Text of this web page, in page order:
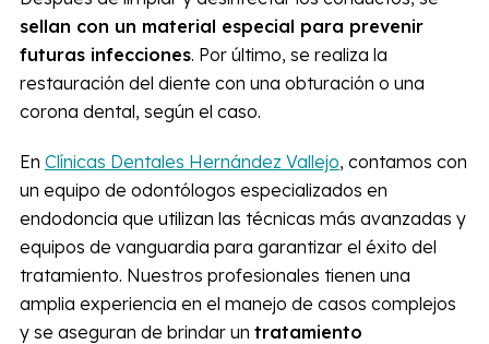
sellan con un material especial para prevenir
futuras infecciones. Por último, se realiza la
restauración del diente con una obturación o una
corona dental, según el caso.
En Clínicas Dentales Hernández Vallejo, contamos con
un equipo de odontólogos especializados en
endodoncia que utilizan las técnicas más avanzadas y
equipos de vanguardia para garantizar el éxito del
tratamiento. Nuestros profesionales tienen una
amplia experiencia en el manejo de casos complejos
y se aseguran de brindar un tratamiento